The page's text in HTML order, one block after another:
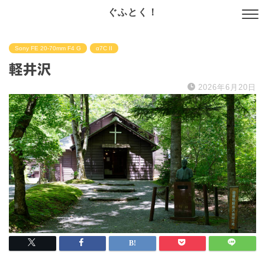
ぐふとく！
Sony FE 20-70mm F4 G α7C II
軽井沢
2026年6月20日